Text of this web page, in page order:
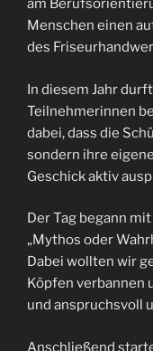
am
Menschen einen
des
In diesem Jahr
Teilnehmerinnen
dabei, dass die
sondern ihre
Geschick aktiv
Der Tag begann
„Mythos oder
Dabei wollten wir
Köpfen verbannen
und anspruchsvoll
Anschließend